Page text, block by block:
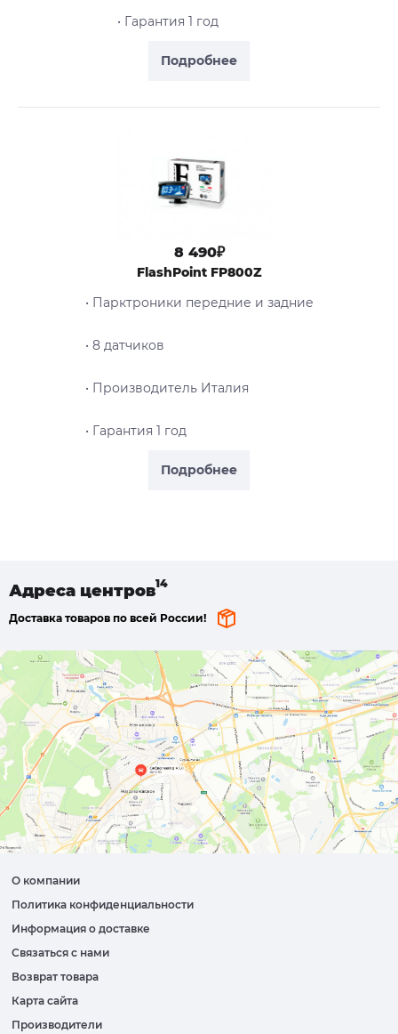
Подробнее
• Гарантия 1 год
Подробнее
8 490₽
FlashPoint FP800Z
• Парктроники передние и задние
• 8 датчиков
• Производитель Италия
• Гарантия 1 год
Адреса центров
Доставка товаров по всей России!
О компании
Политика конфиденциальности
Информация о доставке
Связаться с нами
Возврат товара
Карта сайта
Производители